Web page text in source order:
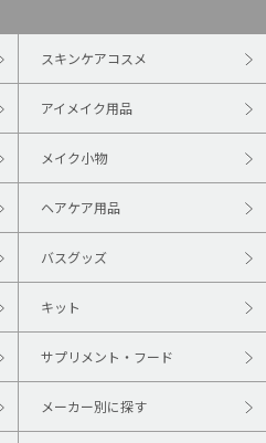
スキンケアコスメ
アイメイク用品
メイク小物
ヘアケア用品
バスグッズ
キット
サプリメント・フード
メーカー別に探す